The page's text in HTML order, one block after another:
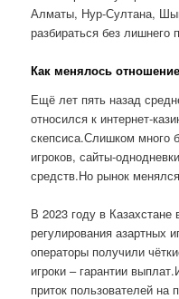
Алматы, Нур-Султана,
разбираться без
Как менялось
Ещё лет пять назад
относился к интернет-
скепсиса.Слишком много
игроков, сайты-
средств.Но рынок
В 2023 году в
регулирования азартных
операторы получили
игроки – гарантии
приток пользователей